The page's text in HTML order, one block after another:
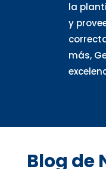
la
y
más,
Blog de